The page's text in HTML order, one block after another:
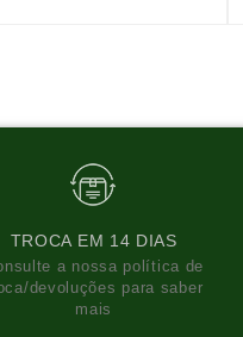
TROCA EM 14 DIAS
a nossa política de
devoluções para saber
mais